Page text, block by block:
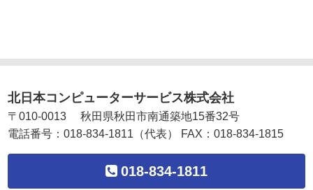
北日本コンピューターサービス株式会社
〒010-0013 秋田県秋田市南通築地15番32号
電話番号：018-834-1811 （代表） FAX：018-834-1815
018-834-1811